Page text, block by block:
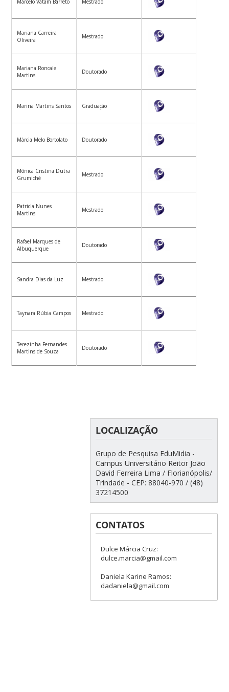
Mariana Carreira
Oliveira
Mestrado
Mariana Roncale
Martins
Doutorado
Marina Martins Santos Graduação
Márcia Melo Bortolato Doutorado
Mônica Cristina Dutra
Grumiché
Mestrado
Patricia Nunes
Martins
Mestrado
Rafael Marques de
Albuquerque
Doutorado
Sandra Dias da Luz Mestrado
Taynara Rúbia Campos Mestrado
Terezinha Fernandes
Martins de Souza
Doutorado
LOCALIZAÇÃO
Grupo de Pesquisa EduMidia -
Campus Universitário Reitor João
David Ferreira Lima / Florianópolis/
Trindade - CEP: 88040-970 / (48)
37214500
CONTATOS
Dulce Márcia Cruz:
dulce.marcia@gmail.com
Daniela Karine Ramos:
dadaniela@gmail.com